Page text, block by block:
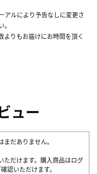
アルにより予告なしに変更さ
りもお届けにお時間を頂く
ュー
だありません。
ただけます。購入商品はログ
認いただけます。